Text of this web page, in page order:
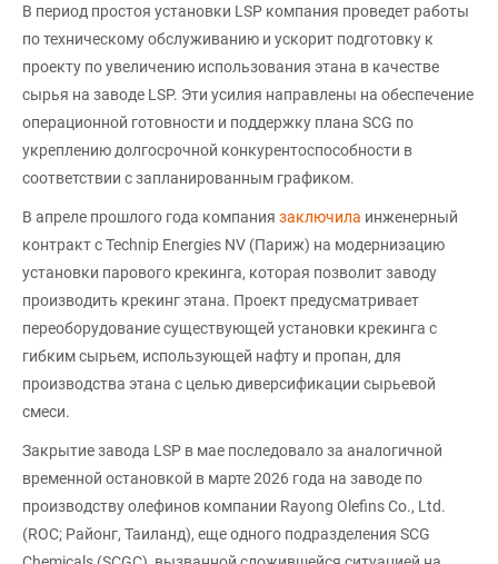
В период простоя установки LSP компания проведет работы
по техническому обслуживанию и ускорит подготовку к
проекту по увеличению использования этана в качестве
сырья на заводе LSP. Эти усилия направлены на обеспечение
операционной готовности и поддержку плана SCG по
укреплению долгосрочной конкурентоспособности в
соответствии с запланированным графиком.
В апреле прошлого года компания заключила инженерный
контракт с Technip Energies NV (Париж) на модернизацию
установки парового крекинга, которая позволит заводу
производить крекинг этана. Проект предусматривает
переоборудование существующей установки крекинга с
гибким сырьем, использующей нафту и пропан, для
производства этана с целью диверсификации сырьевой
смеси.
Закрытие завода LSP в мае последовало за аналогичной
временной остановкой в марте 2026 года на заводе по
производству олефинов компании Rayong Olefins Co., Ltd.
(ROC; Районг, Таиланд), еще одного подразделения SCG